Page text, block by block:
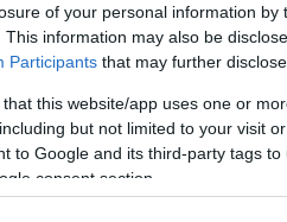
of your personal information by
This information may also be
Participants that may further
that this website/app uses one or
but not limited to your visit
to Google and its third-party tags
consent section.
L1 έχει αλλάξει τα δεδομένα
όπως τα antibody-drug
θεραπευτικές στρατηγικές που
προσεγγίσεις και